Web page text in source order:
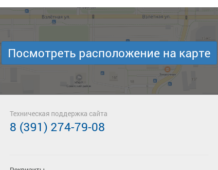
Посмотреть расположение на карте
Техническая поддержка сайта
8 (391) 274-79-08